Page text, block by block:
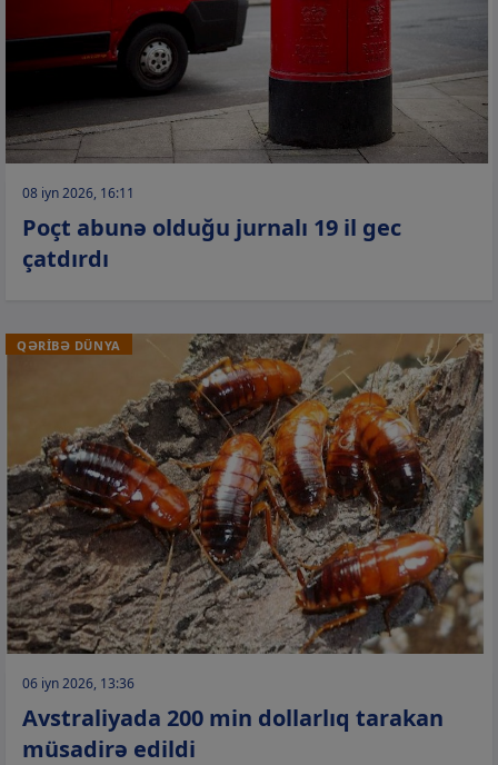
08 iyn 2026, 16:11
Poçt abunə olduğu jurnalı 19 il gec
çatdırdı
QƏRİBƏ DÜNYA
06 iyn 2026, 13:36
Avstraliyada 200 min dollarlıq tarakan
müsadirə edildi